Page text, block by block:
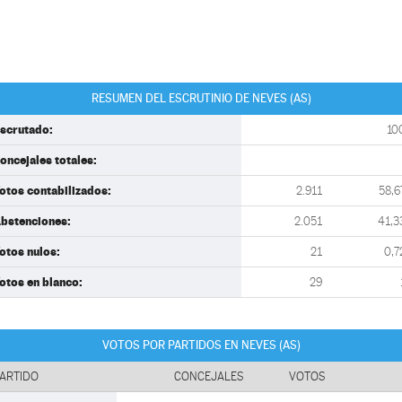
RESUMEN DEL ESCRUTINIO DE NEVES (AS)
totales:
contabilizados: 2.911
2.051
nulos: 21
en blanco: 29
VOTOS POR PARTIDOS EN NEVES (AS)
CONCEJALES VOTOS